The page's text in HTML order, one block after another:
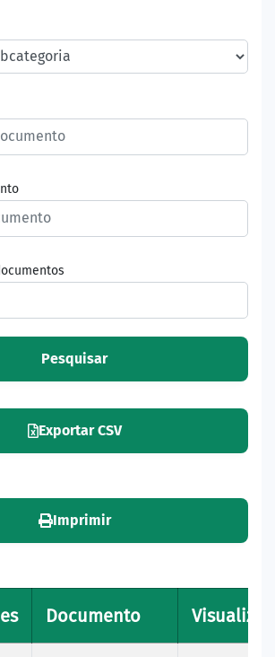
Pesquisar
Exportar CSV
Imprimir
Documento Visualizar